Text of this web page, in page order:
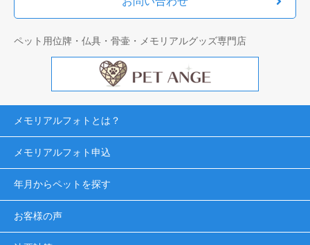
ペット用位牌・仏具・骨壷・メモリアルグッズ専門店
メモリアルフォトとは？
メモリアルフォト申込
年月からペットを探す
お客様の声